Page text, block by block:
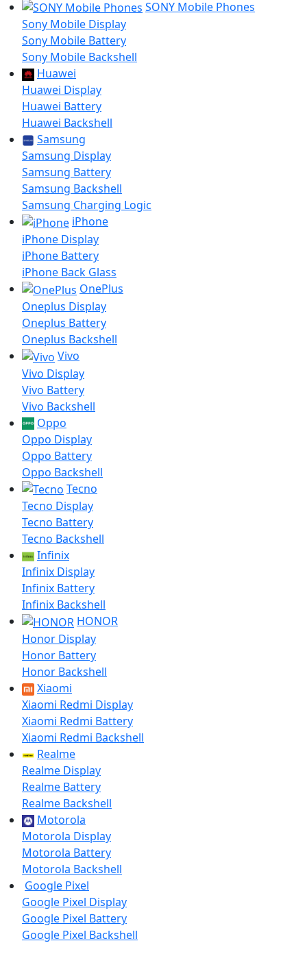
SONY Mobile Phones
Sony Mobile Display
Sony Mobile Battery
Sony Mobile Backshell
Huawei
Huawei Display
Huawei Battery
Huawei Backshell
Samsung
Samsung Display
Samsung Battery
Samsung Backshell
Samsung Charging Logic
iPhone
iPhone Display
iPhone Battery
iPhone Back Glass
OnePlus
Oneplus Display
Oneplus Battery
Oneplus Backshell
Vivo
Vivo Display
Vivo Battery
Vivo Backshell
Oppo
Oppo Display
Oppo Battery
Oppo Backshell
Tecno
Tecno Display
Tecno Battery
Tecno Backshell
Infinix
Infinix Display
Infinix Battery
Infinix Backshell
HONOR
Honor Display
Honor Battery
Honor Backshell
Xiaomi
Xiaomi Redmi Display
Xiaomi Redmi Battery
Xiaomi Redmi Backshell
Realme
Realme Display
Realme Battery
Realme Backshell
Motorola
Motorola Display
Motorola Battery
Motorola Backshell
Google Pixel
Google Pixel Display
Google Pixel Battery
Google Pixel Backshell